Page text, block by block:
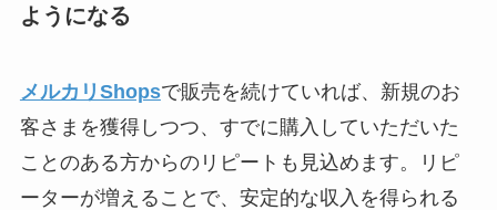
ようになる
メルカリShopsで販売を続けていれば、新規のお
客さまを獲得しつつ、すでに購入していただいた
ことのある方からのリピートも見込めます。リピ
ーターが増えることで、安定的な収入を得られる